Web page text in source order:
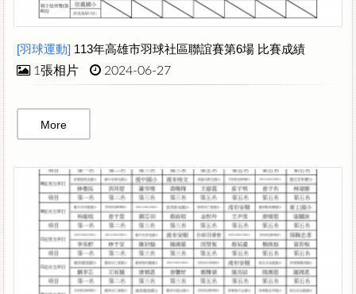
[羽球運動] 113年高雄市羽球社區聯誼賽第6場 比賽成績
1張相片 2024-06-27
More